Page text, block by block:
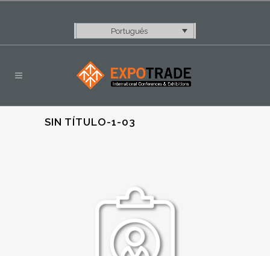
Português
SIN TÍTULO-1-03